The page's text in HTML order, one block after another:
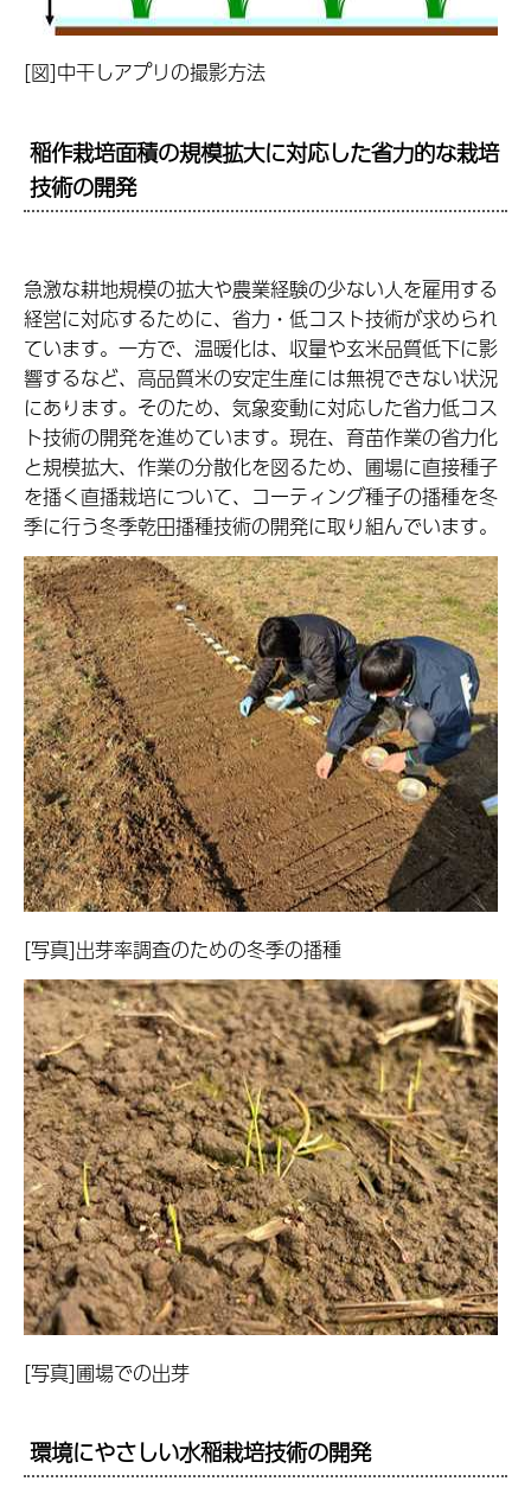
[図]中干しアプリの撮影方法
稲作栽培面積の規模拡大に対応した省力的な栽培
技術の開発
急激な耕地規模の拡大や農業経験の少ない人を雇用する
経営に対応するために、省力・低コスト技術が求められ
ています。一方で、温暖化は、収量や玄米品質低下に影
響するなど、高品質米の安定生産には無視できない状況
にあります。そのため、気象変動に対応した省力低コス
ト技術の開発を進めています。現在、育苗作業の省力化
と規模拡大、作業の分散化を図るため、圃場に直接種子
を播く直播栽培について、コーティング種子の播種を冬
季に行う冬季乾田播種技術の開発に取り組んでいます。
[写真]出芽率調査のための冬季の播種
[写真]圃場での出芽
環境にやさしい水稲栽培技術の開発